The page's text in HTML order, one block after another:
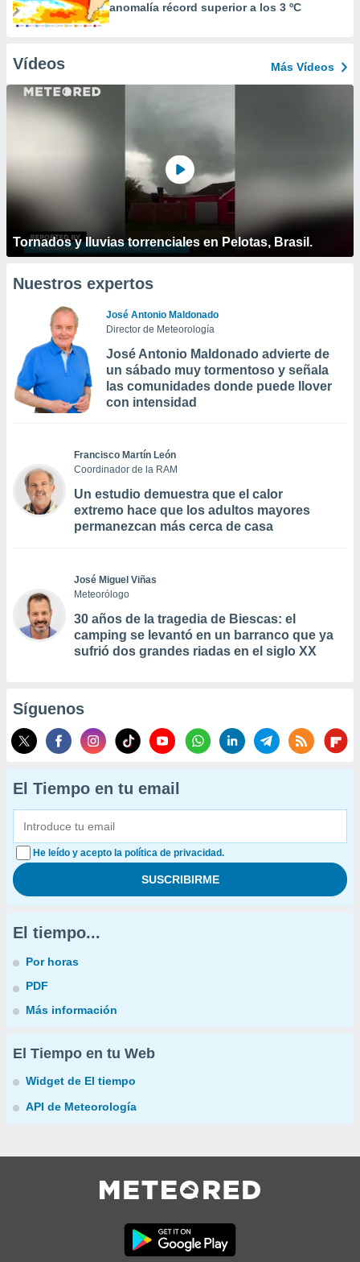
anomalía récord superior a los 3 ºC
Vídeos Más Vídeos
Tornados y lluvias torrenciales en Pelotas, Brasil.
Nuestros expertos
José Antonio Maldonado
Director de Meteorología
José Antonio Maldonado advierte de
un sábado muy tormentoso y señala
las comunidades donde puede llover
con intensidad
Francisco Martín León
Coordinador de la RAM
Un estudio demuestra que el calor
extremo hace que los adultos mayores
permanezcan más cerca de casa
José Miguel Viñas
Meteorólogo
30 años de la tragedia de Biescas: el
camping se levantó en un barranco que ya
sufrió dos grandes riadas en el siglo XX
Síguenos
El Tiempo en tu email
He leído y acepto la política de privacidad.
El tiempo...
Por horas
PDF
Más información
El Tiempo en tu Web
Widget de El tiempo
API de Meteorología